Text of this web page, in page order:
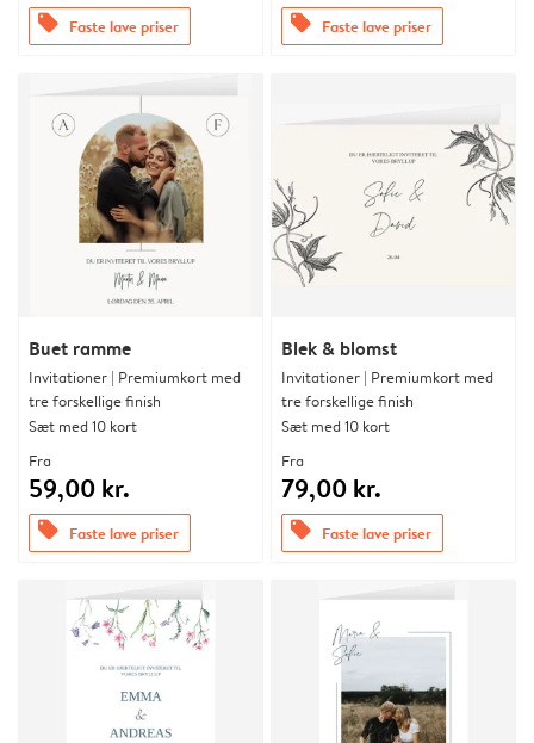
offers Faste lave priser offers Faste lave priser
Buet ramme
Invitationer | Premiumkort med
tre forskellige finish
Sæt med 10 kort
Fra
59,00 kr.
offers Faste lave priser
Blek & blomst
Invitationer | Premiumkort med
tre forskellige finish
Sæt med 10 kort
Fra
79,00 kr.
offers Faste lave priser